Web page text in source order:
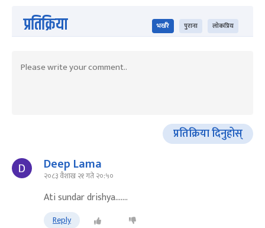
प्रतिक्रिया भर्खरै पुराना लोकप्रिय
प्रतिक्रिया दिनुहोस्
Deep Lama
२०८३ वैशाख २१ गते २०:५०
Ati sundar drishya.......
Reply